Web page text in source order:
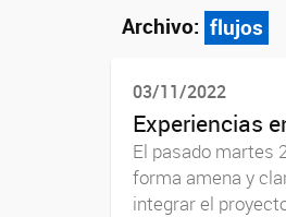
Archivo: flujos
03/11/2022
Experiencias
El pasado martes
forma amena y
integrar el